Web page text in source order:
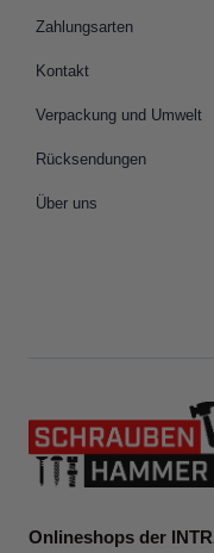
Zahlungsarten
Kontakt
Verpackung und Umwelt
Rücksendungen
Über uns
Onlineshops der